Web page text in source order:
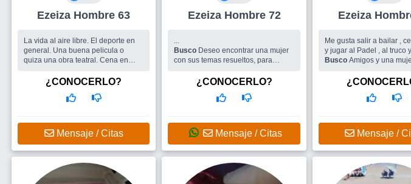
Ezeiza Hombre 63
La vida al aire libre. El deporte en
general. Una buena pelicula o
quiza una obra teatral. Cena en
silencio aunque disfruto de la
música......
Una mujer con la cual
juntos acordemos
¿CONOCERLO?
Mensaje / Citas
Ezeiza Hombre 72
Busco Deseo encontrar una mujer
con sus temas resueltos, para
pasear, viajar, compartir una copa
de vino, cerca de la chimenea, ver
pelis, amaneceres, atardeceres,
¿CONOCERLO?
Mensaje / Citas
Ezeiza
Me gusta salir a bailar ,
y jugar al Padel , al truco y
Busco Amigos y una
Mensaje /